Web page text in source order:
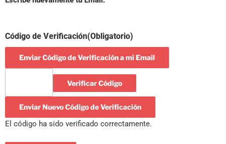
Código de Verificación(Obligatorio)
Enviar Código de Verificación a mi Email
Verificar Código
Enviar Nuevo Código de Verificación
El código ha sido verificado correctamente.